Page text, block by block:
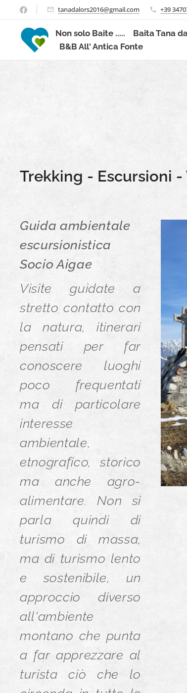
tanadalors2016@gmail.com +39
Non solo Baite ..... Baita Tana
B&B All' Antica Fonte
Trekking - Escursioni
Guida ambientale
escursionistica
Socio Aigae
Visite guidate a
stretto contatto con
la natura, itinerari
pensati per far
conoscere luoghi
poco frequentati
ma di particolare
interesse
ambientale,
etnografico, storico
ma anche agro-
alimentare. Non si
parla quindi di
turismo di massa,
ma di turismo lento
e sostenibile, un
approccio diverso
all'ambiente
montano che punta
a far apprezzare al
turista ciò che lo